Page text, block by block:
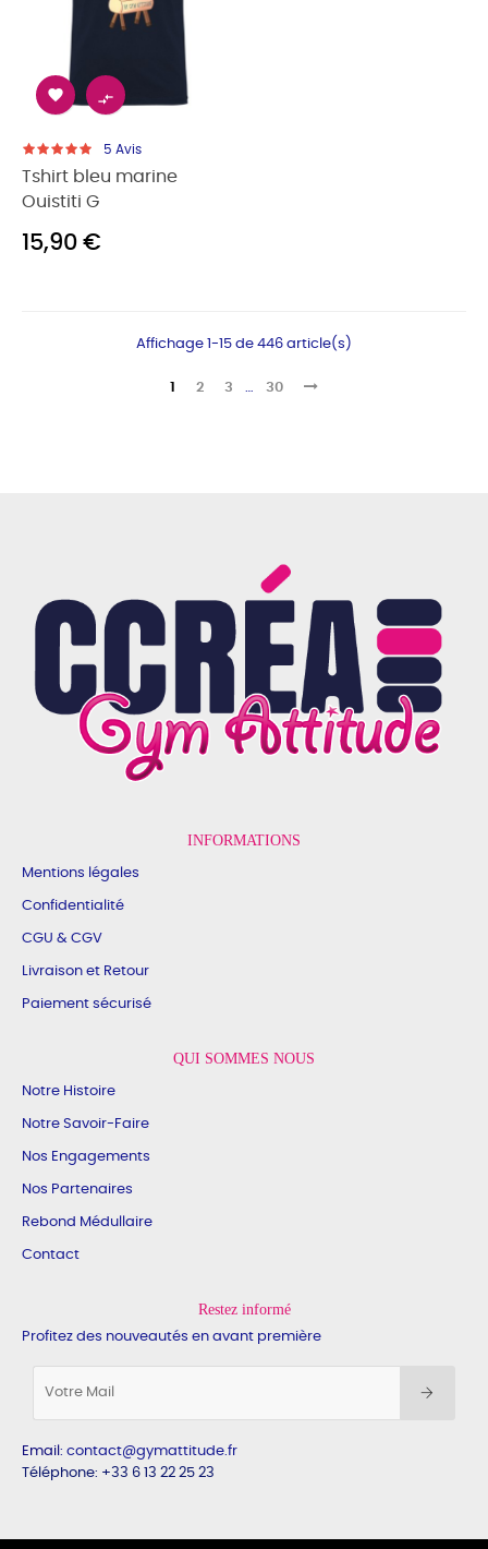
 
5 Avis
Tshirt bleu marine
Ouistiti G
15,90 €
Affichage 1-15 de 446 article(s)
1 2 3 … 30
INFORMATIONS
Mentions légales
Confidentialité
CGU & CGV
Livraison et Retour
Paiement sécurisé
QUI SOMMES NOUS
Notre Histoire
Notre Savoir-Faire
Nos Engagements
Nos Partenaires
Rebond Médullaire
Contact
Restez informé
Profitez des nouveautés en avant première
Email : contact@gymattitude.fr
Téléphone: +33 6 13 22 25 23